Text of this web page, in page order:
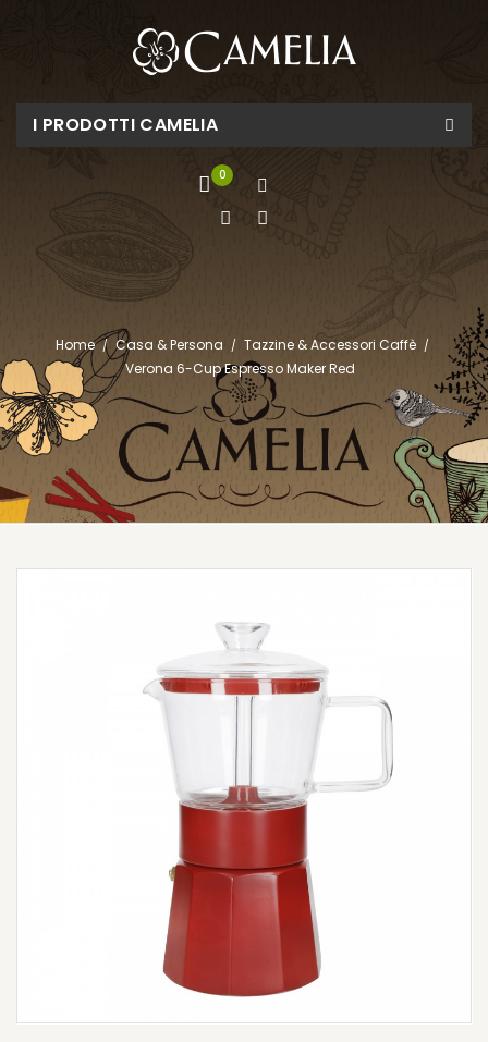
I PRODOTTI CAMELIA
0
Home Casa & Persona
Tazzine & Accessori Caffè
Verona 6-Cup Espresso Maker Red